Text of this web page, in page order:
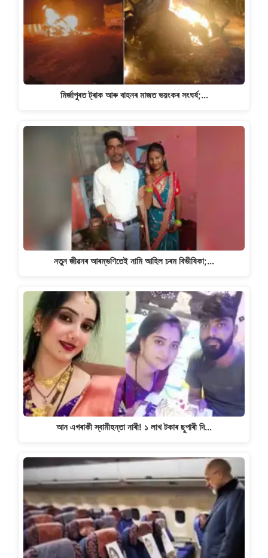
মিৰ্জাপুৰত ট্ৰাক আৰু বাহনৰ মাজত ভয়ংকৰ সংঘৰ্ষ;…
নতুন জীৱনৰ আৰম্ভণিতেই নামি আহিল চৰম বিভীষিকা;…
আন এগৰাকী স্বামীহন্তা নাৰী! ১ লাখ টকাৰ ছুপাৰী দি…